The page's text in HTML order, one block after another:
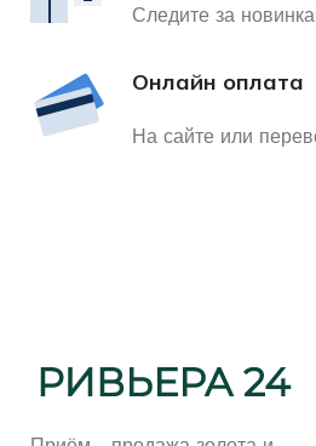
Следите за
Онлайн оплата
На сайте или